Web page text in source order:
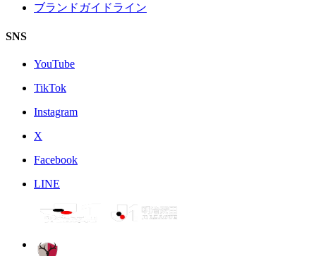
ブランドガイドライン
SNS
YouTube
TikTok
Instagram
X
Facebook
LINE